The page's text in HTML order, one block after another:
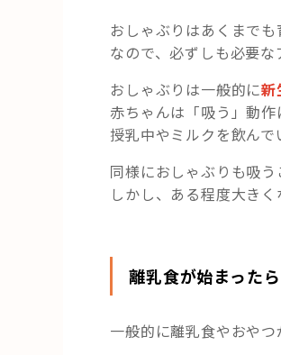
おしゃぶりはあくまでも
なので、必ずしも必要な
おしゃぶりは一般的に新
赤ちゃんは「吸う」動作
授乳中やミルクを飲んで
同様におしゃぶりも吸う
しかし、ある程度大き
離乳食が始まった
一般的に離乳食やおや